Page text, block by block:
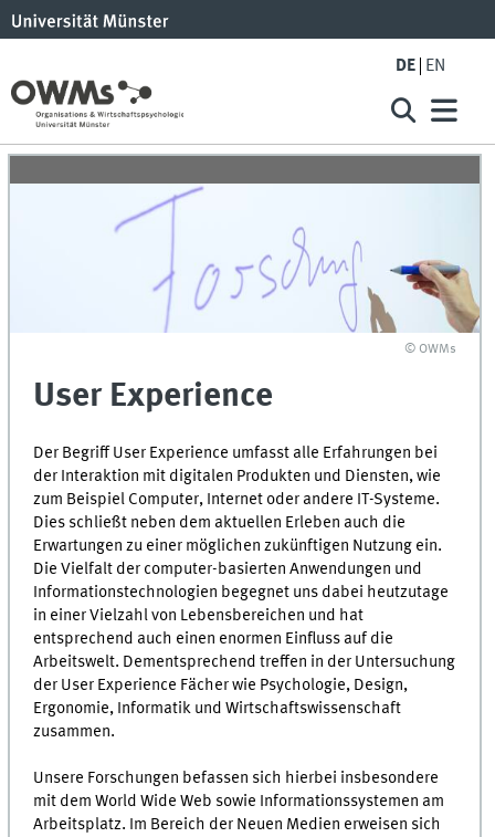
DE EN
© OWMs
User Experience
Der Begriff User Experience umfasst alle Erfahrungen bei
der Interaktion mit digitalen Produkten und Diensten, wie
zum Beispiel Computer, Internet oder andere IT-Systeme.
Dies schließt neben dem aktuellen Erleben auch die
Erwartungen zu einer möglichen zukünftigen Nutzung ein.
Die Vielfalt der computer-basierten Anwendungen und
Informationstechnologien begegnet uns dabei heutzutage
in einer Vielzahl von Lebensbereichen und hat
entsprechend auch einen enormen Einfluss auf die
Arbeitswelt. Dementsprechend treffen in der Untersuchung
der User Experience Fächer wie Psychologie, Design,
Ergonomie, Informatik und Wirtschaftswissenschaft
zusammen.
Unsere Forschungen befassen sich hierbei insbesondere
mit dem World Wide Web sowie Informationssystemen am
Arbeitsplatz. Im Bereich der Neuen Medien erweisen sich